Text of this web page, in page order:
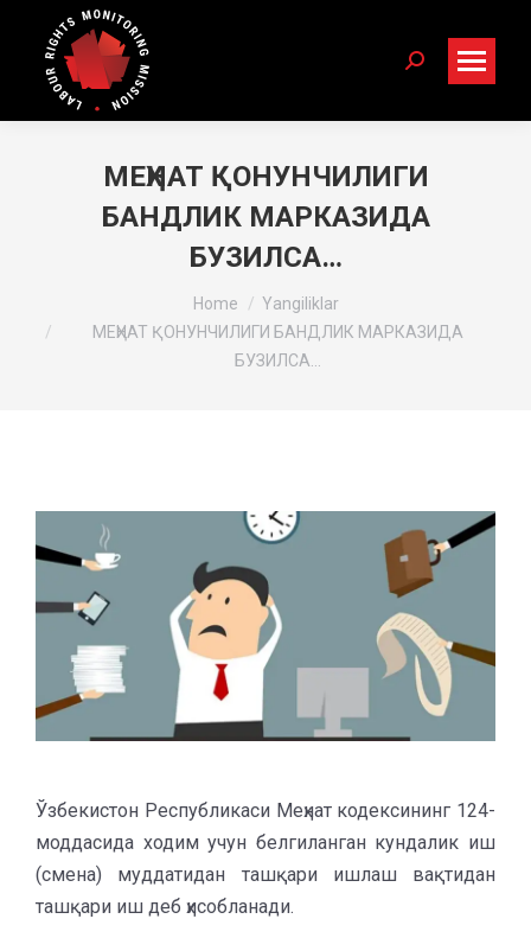
Search:
МЕҲНАТ ҚОНУНЧИЛИГИ
БАНДЛИК МАРКАЗИДА
БУЗИЛСА…
Home
Yangiliklar
МЕҲНАТ ҚОНУНЧИЛИГИ БАНДЛИК МАРКАЗИДА
БУЗИЛСА…
Ўзбекистон Республикаси Меҳнат кодексининг 124-
моддасида ходим учун белгиланган кундалик иш
(смена) муддатидан ташқари ишлаш вақтидан
ташқари иш деб ҳисобланади.